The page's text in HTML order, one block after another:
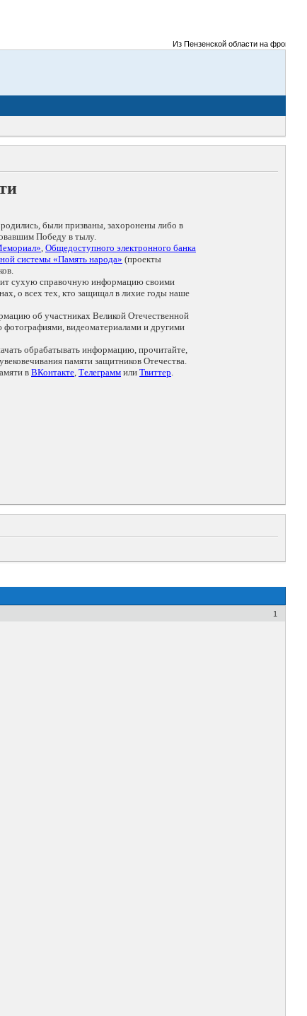
Из Пензенской области на фронты
были призваны, захоронены либо в
Победу в тылу.
, Общедоступного электронного банка
системы «Память народа» (проекты
сухую справочную информацию своими
о всех тех, кто защищал в лихие годы наше
об участниках Великой Отечественной
видеоматериалами и другими
обрабатывать информацию, прочитайте,
памяти защитников Отечества.
в ВКонтакте, Телеграмм или Твиттер.
1